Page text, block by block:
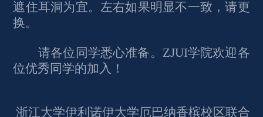
遮住耳洞为宜。左右如果明显不一致，请更
换。
请各位同学悉心准备。ZJUI学院欢迎各
位优秀同学的加入！
浙江大学伊利诺伊大学厄巴纳香槟校区联合